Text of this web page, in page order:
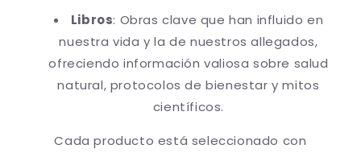
Libros: Obras clave que han influido en
nuestra vida y la de nuestros allegados,
ofreciendo información valiosa sobre salud
natural, protocolos de bienestar y mitos
científicos.
Cada producto está seleccionado con